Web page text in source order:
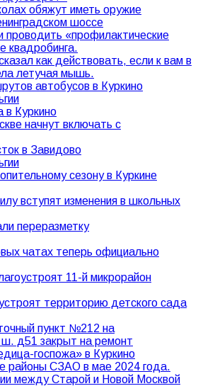
обяжут иметь оружие
шоссе
проводить «профилактические
квадробинга.
как действовать, если к вам в
летучая мышь.
автобусов в Куркино
в Куркино
начнут включать с
в Завидово
сезону в Куркине
вступят изменения в школьных
переразметку
чатах теперь официально
11-й микрорайон
территорию детского сада
пункт №212 на
ш. д51 закрыт на ремонт
госпожа» в Куркино
районы СЗАО в мае 2024 года.
между Старой и Новой Москвой